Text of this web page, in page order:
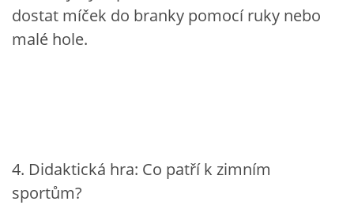
STÁTNÍ SVÁTKY
HALLOWEEN
dostat míček do branky pomocí ruky nebo
malé hole.
4. Didaktická hra: Co patří k zimním
sportům?